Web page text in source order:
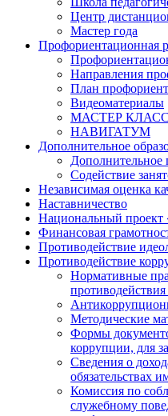
Центр
Мастер года
Профориентационная
Направления
План
Видеоматериалы
МАСТЕР
НАВИГАТУМ
Дополнительное
Дополнительное
Содействие
Независимая оценка
Наставничество
Национальный проект
Финансовая
Противодействие
Противодействие
Нормативные
Методические
Формы
коррупции, для
Сведения о
обязательствах
Комиссия по
служебному